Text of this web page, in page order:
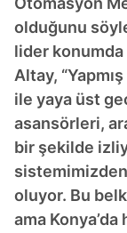
olduğunu
lider
Altay,
ile yaya üst
asansörleri,
bir şekilde
sistemimizden
oluyor. Bu
ama